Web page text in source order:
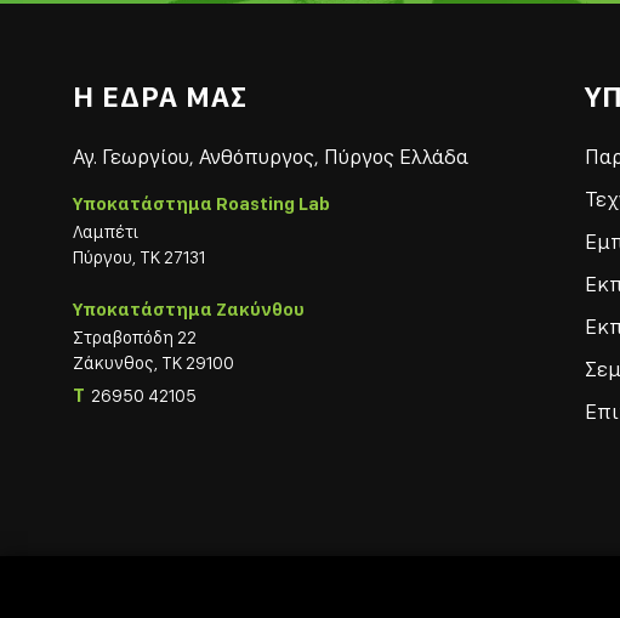
Η ΕΔΡΑ ΜΑΣ
Αγ. Γεωργίου, Ανθόπυργος, Πύργος Ελλάδα
Υποκατάστημα Roasting Lab
Λαμπέτι
Πύργου, ΤΚ 27131
Υποκατάστημα Ζακύνθου
Στραβοπόδη 22
Ζάκυνθος, ΤΚ 29100
T 26950 42105